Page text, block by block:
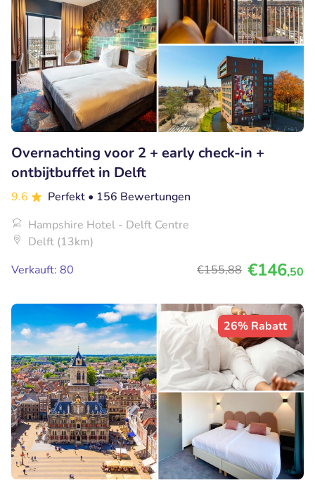
Overnachting voor 2 + early check-in +
ontbijtbuffet in Delft
9.6 Perfekt • 156 Bewertungen
Hampshire Hotel - Delft Centre
Delft (13km)
Verkauft: 80
€155,88 €146,50
26% Rabatt